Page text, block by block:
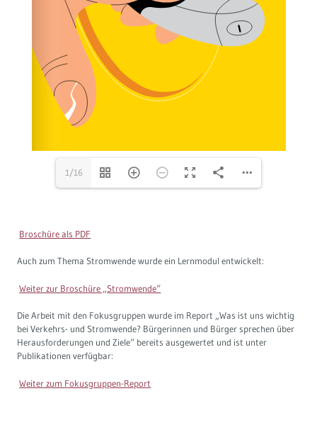
1/16
Broschüre als PDF
Auch zum Thema Stromwende wurde ein Lernmodul entwickelt:
Weiter zur Broschüre „Stromwende“
Die Arbeit mit den Fokusgruppen wurde im Report „Was ist uns wichtig
bei Verkehrs- und Stromwende? Bürgerinnen und Bürger sprechen über
Herausforderungen und Ziele“ bereits ausgewertet und ist unter
Publikationen verfügbar:
Weiter zum Fokusgruppen-Report